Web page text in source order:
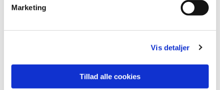
Marketing
Vis detaljer
Tillad alle cookies